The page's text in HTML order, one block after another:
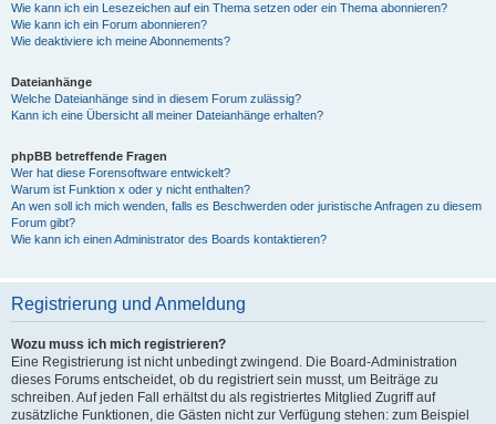
Wie kann ich ein Lesezeichen auf ein Thema setzen oder ein Thema abonnieren?
Wie kann ich ein Forum abonnieren?
Wie deaktiviere ich meine Abonnements?
Dateianhänge
Welche Dateianhänge sind in diesem Forum zulässig?
Kann ich eine Übersicht all meiner Dateianhänge erhalten?
phpBB betreffende Fragen
Wer hat diese Forensoftware entwickelt?
Warum ist Funktion x oder y nicht enthalten?
An wen soll ich mich wenden, falls es Beschwerden oder juristische Anfragen zu diesem
Forum gibt?
Wie kann ich einen Administrator des Boards kontaktieren?
Registrierung und Anmeldung
Wozu muss ich mich registrieren?
Eine Registrierung ist nicht unbedingt zwingend. Die Board-Administration
dieses Forums entscheidet, ob du registriert sein musst, um Beiträge zu
schreiben. Auf jeden Fall erhältst du als registriertes Mitglied Zugriff auf
zusätzliche Funktionen, die Gästen nicht zur Verfügung stehen: zum Beispiel